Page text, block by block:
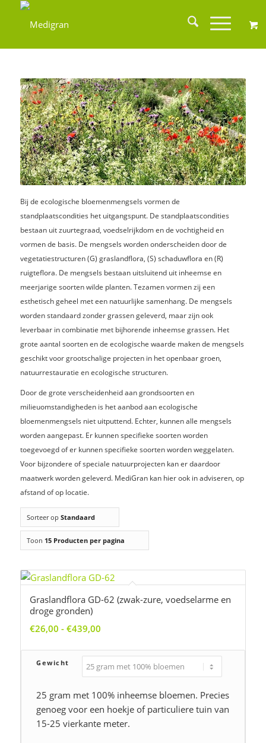
Bij de ecologische bloemenmengsels vormen de
standplaatscondities het uitgangspunt. De standplaatscondities
bestaan uit zuurtegraad, voedselrijkdom en de vochtigheid en
vormen de basis. De mengsels worden onderscheiden door de
vegetatiestructuren (G) graslandflora, (S) schaduwflora en (R)
ruigteflora. De mengsels bestaan uitsluitend uit inheemse en
meerjarige soorten wilde planten. Tezamen vormen zij een
esthetisch geheel met een natuurlijke samenhang. De mengsels
worden standaard zonder grassen geleverd, maar zijn ook
leverbaar in combinatie met bijhorende inheemse grassen. Het
grote aantal soorten en de ecologische waarde maken de mengsels
geschikt voor grootschalige projecten in het openbaar groen,
natuurrestauratie en ecologische structuren.
Door de grote verscheidenheid aan grondsoorten en
milieuomstandigheden is het aanbod aan ecologische
bloemenmengsels niet uitputtend. Echter, kunnen alle mengsels
worden aangepast. Er kunnen specifieke soorten worden
toegevoegd of er kunnen specifieke soorten worden weggelaten.
Voor bijzondere of speciale natuurprojecten kan er daardoor
maatwerk worden geleverd. MediGran kan hier ook in adviseren, op
afstand of op locatie.
Sorteer op Standaard
Toon 15 Producten per pagina
Graslandflora GD-62 (zwak-zure, voedselarme en
droge gronden)
€26,00 - €439,00
tot
€439,00
Gewicht
25 gram met 100% inheemse bloemen. Precies
genoeg voor een hoekje of particuliere tuin van
15-25 vierkante meter.